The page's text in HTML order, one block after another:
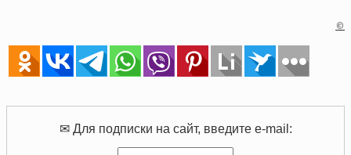
©
✉ Для подписки на сайт, введите e-mail: